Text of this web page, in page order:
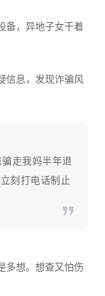
备，异地子女干着
信息，发现诈骗风
走我妈半年退
刻打电话制止
多想。想查又怕伤